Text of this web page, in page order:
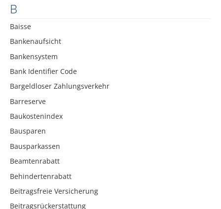
B
Baisse
Bankenaufsicht
Bankensystem
Bank Identifier Code
Bargeldloser Zahlungsverkehr
Barreserve
Baukostenindex
Bausparen
Bausparkassen
Beamtenrabatt
Behindertenrabatt
Beitragsfreie Versicherung
Beitragsrückerstattung